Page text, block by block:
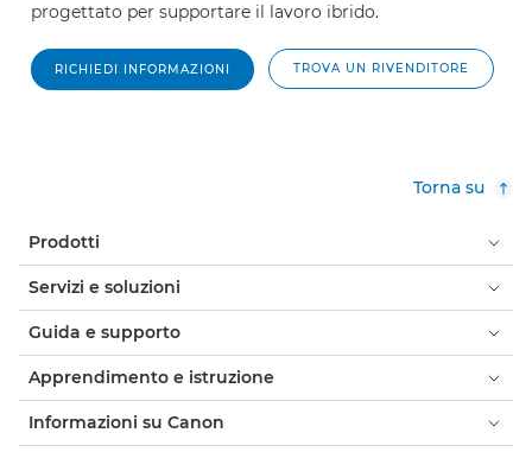
progettato per supportare il lavoro ibrido.
RICHIEDI INFORMAZIONI TROVA UN RIVENDITORE
Torna su
Prodotti
Servizi e soluzioni
Guida e supporto
Apprendimento e istruzione
Informazioni su Canon